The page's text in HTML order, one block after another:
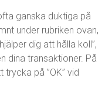
ganska duktiga på
under rubriken ovan,
dig att hålla koll”,
dina transaktioner. På
på ”OK” vid